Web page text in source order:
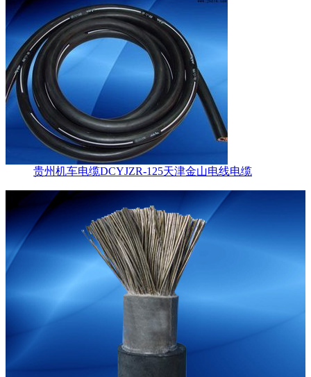
贵州机车电缆DCYJZR-125天津金山电线电缆